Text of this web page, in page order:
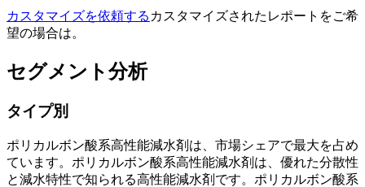
カスタマイズを依頼する カスタマイズされたレポートをご希
望の場合は。
セグメント分析
タイプ別
ポリカルボン酸系高性能減水剤は、市場シェアで最大を占め
ています。ポリカルボン酸系高性能減水剤は、優れた分散性
と減水特性で知られる高性能減水剤です。ポリカルボン酸系